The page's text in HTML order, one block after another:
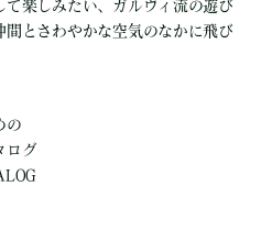
楽しみたい、ガルヴィ流の遊び
間とさわやかな空気のなかに飛び
の
ログ